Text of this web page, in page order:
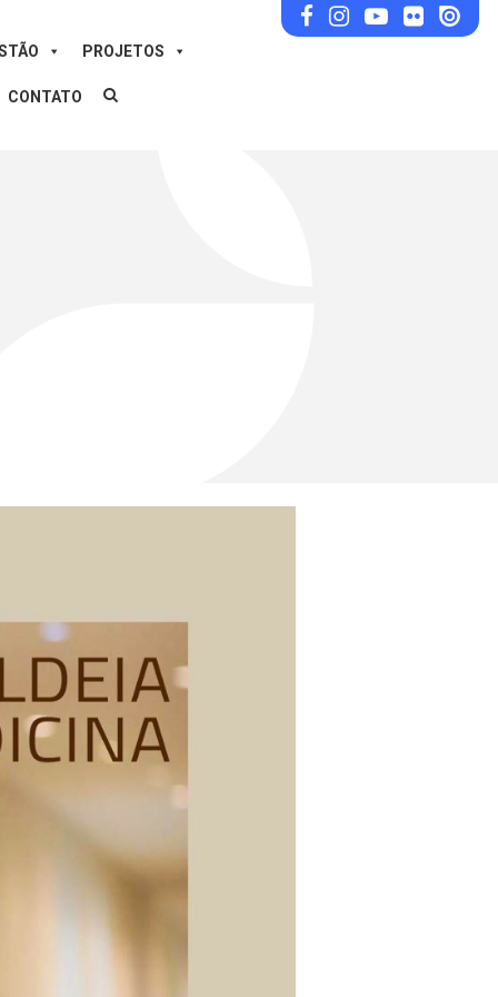
PROJETOS
CONTATO